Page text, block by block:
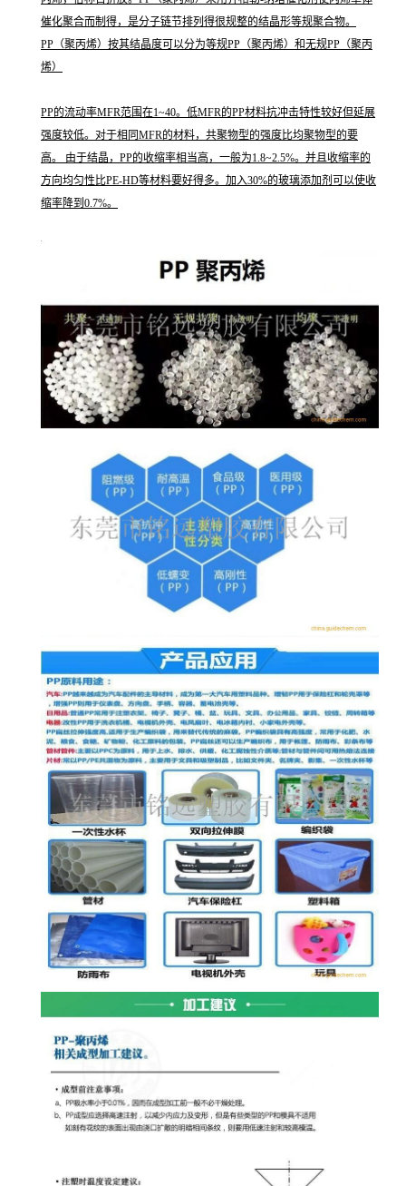
催化聚合而制得，是分子链节排列得很规整的结晶形等规聚合物。
PP（聚丙烯）按其结晶度可以分为等规PP（聚丙烯）和无规PP（聚丙
烯）
PP的流动率MFR范围在1~40。低MFR的PP材料抗冲击特性较好但延展
强度较低。对于相同MFR的材料，共聚物型的强度比均聚物型的要
高。 由于结晶，PP的收缩率相当高，一般为1.8~2.5%。并且收缩率的
方向均匀性比PE-HD等材料要好得多。加入30%的玻璃添加剂可以使收
缩率降到0.7%。